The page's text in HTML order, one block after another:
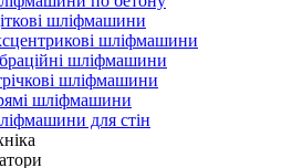
шліфмашини
шліфмашини
шліфмашини
шліфмашини
шліфмашини
для стін